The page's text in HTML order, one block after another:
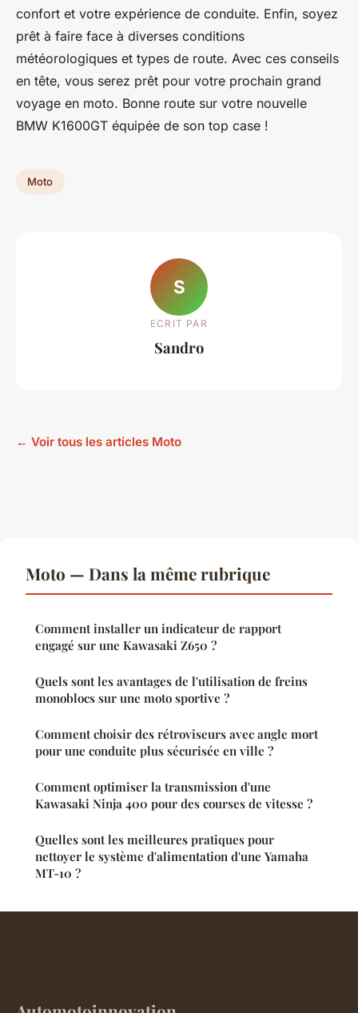
confort et votre expérience de conduite. Enfin, soyez
prêt à faire face à diverses conditions
météorologiques et types de route. Avec ces conseils
en tête, vous serez prêt pour votre prochain grand
voyage en moto. Bonne route sur votre nouvelle
BMW K1600GT équipée de son top case !
Moto
S
ECRIT PAR
Sandro
← Voir tous les articles Moto
Moto — Dans la même rubrique
Comment installer un indicateur de rapport
engagé sur une Kawasaki Z650 ?
Quels sont les avantages de l'utilisation de freins
monoblocs sur une moto sportive ?
Comment choisir des rétroviseurs avec angle mort
pour une conduite plus sécurisée en ville ?
Comment optimiser la transmission d'une
Kawasaki Ninja 400 pour des courses de vitesse ?
Quelles sont les meilleures pratiques pour
nettoyer le système d'alimentation d'une Yamaha
MT-10 ?